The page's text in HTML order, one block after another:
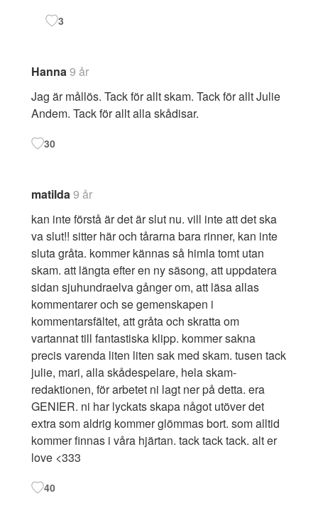
3
Hanna 9 år
Jag är mållös. Tack för allt skam. Tack för allt Julie
Andem. Tack för allt alla skådisar.
30
matilda9 år
kan inte förstå är det är slut nu. vill inte att det ska
va slut!! sitter här och tårarna bara rinner, kan inte
sluta gråta. kommer kännas så himla tomt utan
skam. att längta efter en ny säsong, att uppdatera
sidan sjuhundraelva gånger om, att läsa allas
kommentarer och se gemenskapen i
kommentarsfältet, att gråta och skratta om
vartannat till fantastiska klipp. kommer sakna
precis varenda liten liten sak med skam. tusen tack
julie, mari, alla skådespelare, hela skam-
redaktionen, för arbetet ni lagt ner på detta. era
GENIER. ni har lyckats skapa något utöver det
extra som aldrig kommer glömmas bort. som alltid
kommer finnas i våra hjärtan. tack tack tack. alt er
love <333
40